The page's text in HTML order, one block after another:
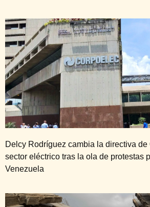
Delcy Rodríguez cambia la directiva de
sector eléctrico tras la ola de protestas
Venezuela